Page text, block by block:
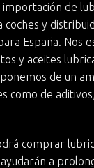
importación de
coches y
España. Nos
y aceites
de un
como de
comprar
a